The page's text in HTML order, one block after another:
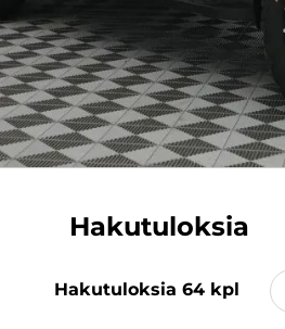
Hakutuloksia
Hakutuloksia 64 kpl